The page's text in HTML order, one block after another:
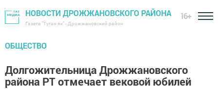
НОВОСТИ ДРОЖЖАНОВСКОГО РАЙОНА
Газета "Туган як" - Дрожжановский район
16+
ОБЩЕСТВО
Долгожительница Дрожжановского
района РТ отмечает вековой юбилей